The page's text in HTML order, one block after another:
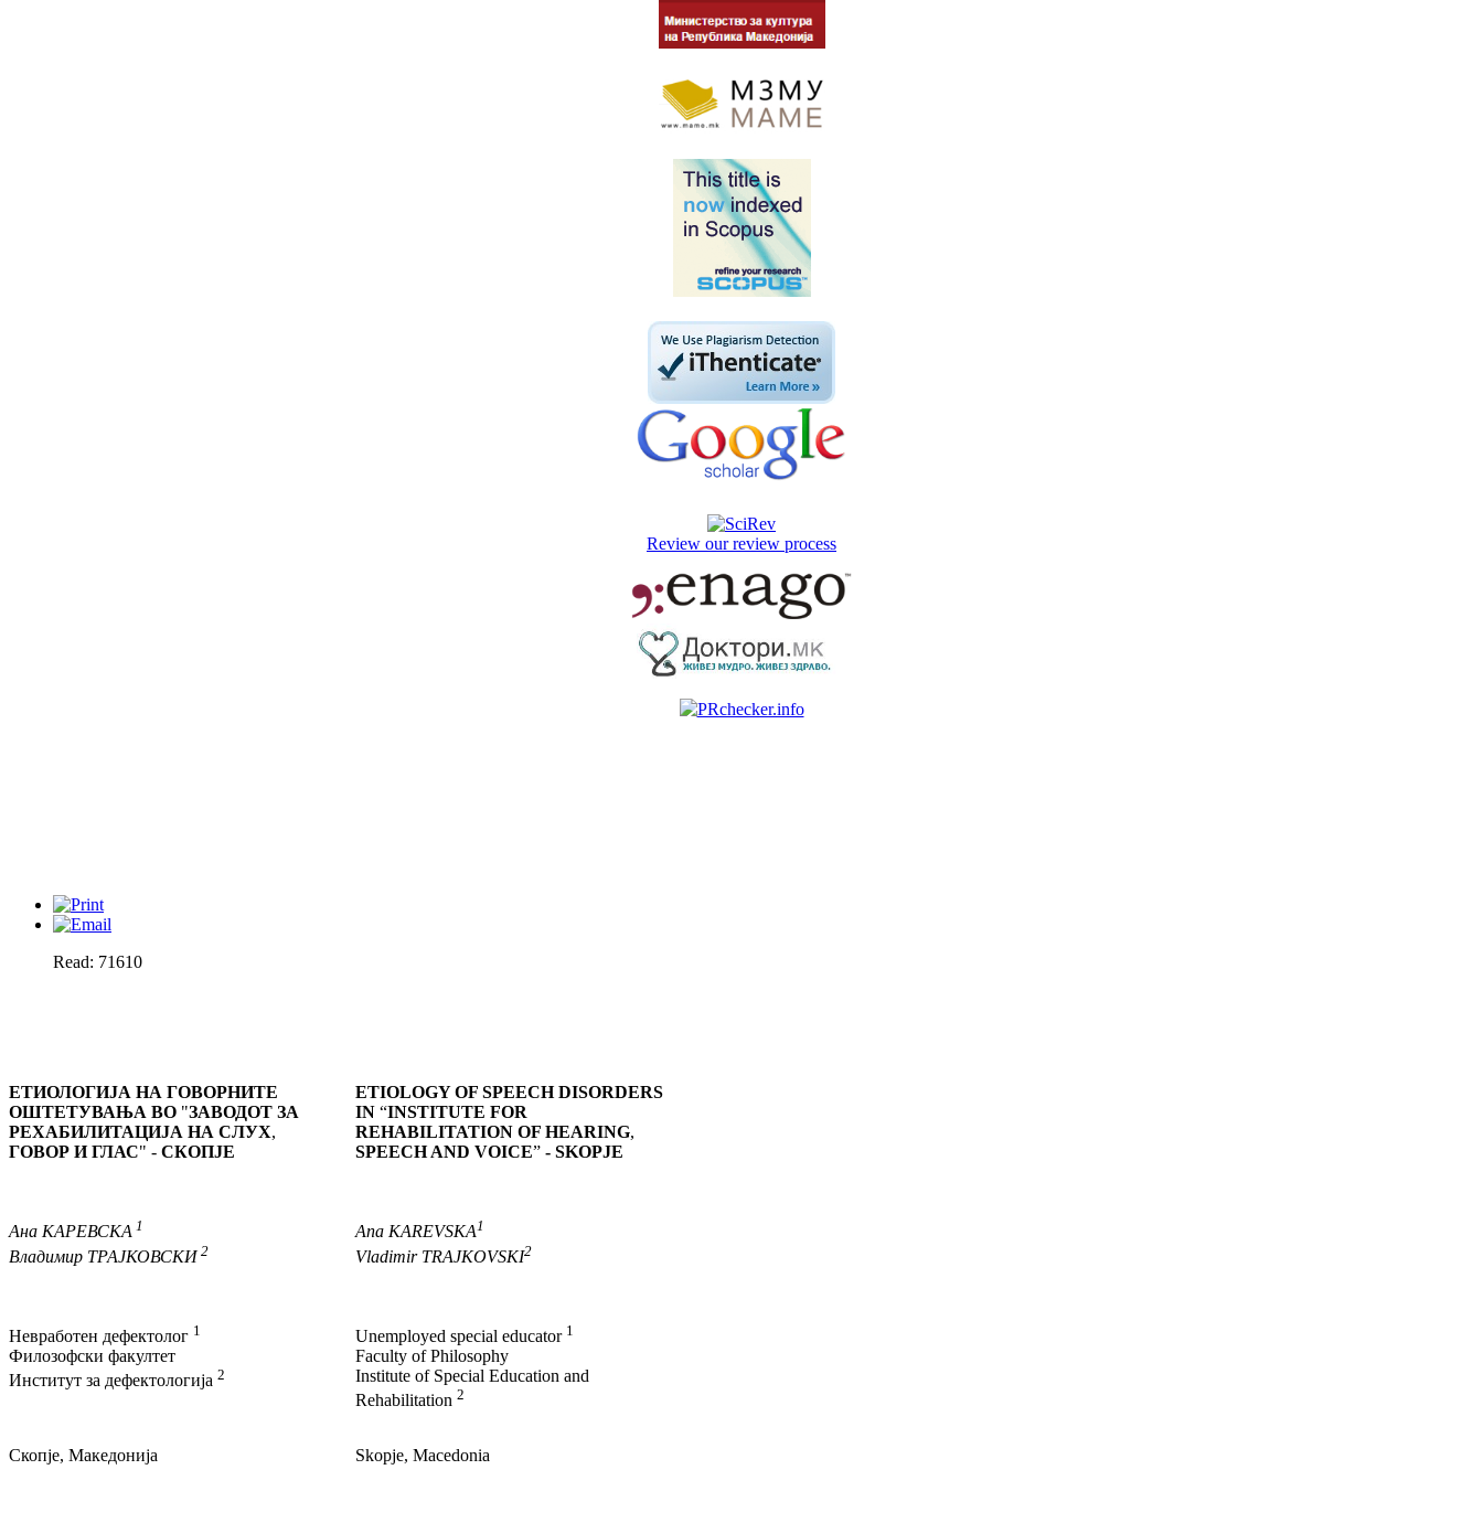
Review our review process
Read: 71610
ЕТИОЛОГИЈА НА ГОВОРНИТЕ
ОШТЕТУВАЊА ВО "ЗАВОДОТ ЗА
РЕХАБИЛИТАЦИЈА НА СЛУХ,
ГОВОР И ГЛАС" - СКОПЈЕ
Ана КАРЕВСКА 1
Владимир ТРАЈКОВСКИ2
Невработен дефектолог 1
Филозофски факултет
Институт за дефектологија 2
ETIOLOGY OF SPEECH DISORDERS
IN “INSTITUTE FOR
REHABILITATION OF HEARING,
SPEECH AND VOICE” - SKOPJE
Ana KAREVSKA1
Vladimir TRAJKOVSKI2
Unemployed special educator 1
Faculty of Philosophy
Institute of Special Education and
Rehabilitation 2
Скопје, Македонија Skopje, Macedonia